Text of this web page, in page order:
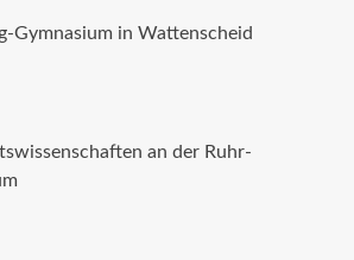
Gymnasium in Wattenscheid
an der Ruhr-